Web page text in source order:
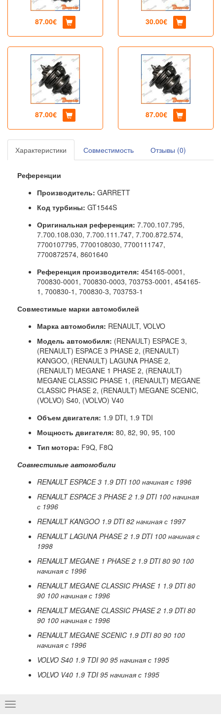
87.00€ 30.00€
87.00€ 87.00€
Характеристики Совместимость Отзывы (0)
Референции
Производитель: GARRETT
Код турбины: GT1544S
Оригинальная референция: 7.700.107.795,
7.700.108.030, 7.700.111.747, 7.700.872.574,
7700107795, 7700108030, 7700111747,
7700872574, 8601640
Референция производителя: 454165-0001,
700830-0001, 700830-0003, 703753-0001, 454165-
1, 700830-1, 700830-3, 703753-1
Совместимые марки автомобилей
Марка автомобиля: RENAULT, VOLVO
Модель автомобиля: (RENAULT) ESPACE 3,
(RENAULT) ESPACE 3 PHASE 2, (RENAULT)
KANGOO, (RENAULT) LAGUNA PHASE 2,
(RENAULT) MEGANE 1 PHASE 2, (RENAULT)
MEGANE CLASSIC PHASE 1, (RENAULT) MEGANE
CLASSIC PHASE 2, (RENAULT) MEGANE SCENIC,
(VOLVO) S40, (VOLVO) V40
Объем двигателя: 1.9 DTI, 1.9 TDI
Мощность двигателя: 80, 82, 90, 95, 100
Тип мотора: F9Q, F8Q
Совместимые автомобили
RENAULT ESPACE 3 1.9 DTI 100 начиная с 1996
RENAULT ESPACE 3 PHASE 2 1.9 DTI 100 начиная
с 1996
RENAULT KANGOO 1.9 DTI 82 начиная с 1997
RENAULT LAGUNA PHASE 2 1.9 DTI 100 начиная с
1998
RENAULT MEGANE 1 PHASE 2 1.9 DTI 80 90 100
начиная с 1996
RENAULT MEGANE CLASSIC PHASE 1 1.9 DTI 80
90 100 начиная с 1996
RENAULT MEGANE CLASSIC PHASE 2 1.9 DTI 80
90 100 начиная с 1996
RENAULT MEGANE SCENIC 1.9 DTI 80 90 100
начиная с 1996
VOLVO S40 1.9 TDI 90 95 начиная с 1995
VOLVO V40 1.9 TDI 95 начиная с 1995
Basculer